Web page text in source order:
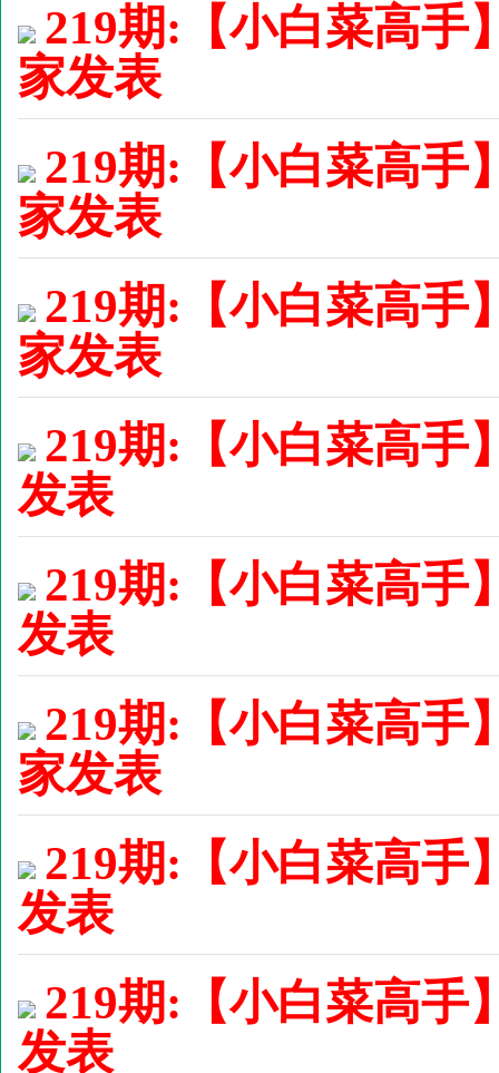
219期:【小白菜高手
家发表
219期:【小白菜高
家发表
219期:【小白菜高手
家发表
219期:【小白菜高手
发表
219期:【小白菜高手
发表
219期:【小白菜高手
家发表
219期:【小白菜高手
发表
219期:【小白菜高手
发表